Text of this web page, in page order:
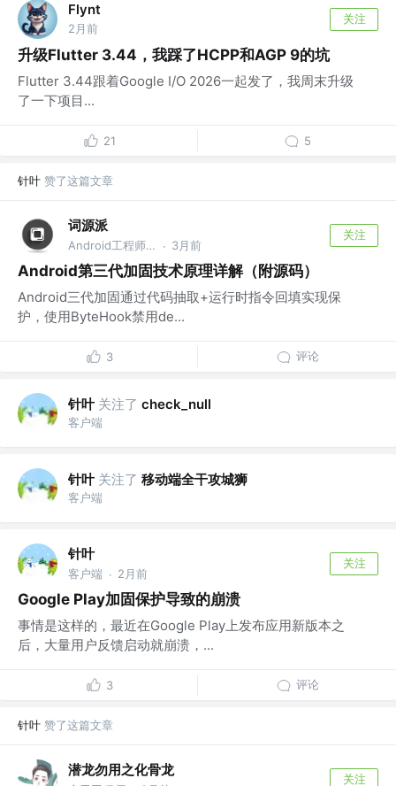
Flynt
2月前
关注
升级Flutter 3.44，我踩了HCPP和AGP 9的坑
Flutter 3.44跟着Google I/O 2026一起发了，我周末升级
了一下项目...
21 5
针叶 赞了这篇文章
词源派
Android工程师 @网易 · 3月前
关注
Android第三代加固技术原理详解（附源码）
Android三代加固通过代码抽取+运行时指令回填实现保
护，使用ByteHook禁用de...
3 评论
针叶 关注了 check_null
客户端
针叶 关注了 移动端全干攻城狮
客户端
针叶
客户端 · 2月前
关注
Google Play加固保护导致的崩溃
事情是这样的，最近在Google Play上发布应用新版本之
后，大量用户反馈启动就崩溃，...
3 评论
针叶 赞了这篇文章
潜龙勿用之化骨龙
关注